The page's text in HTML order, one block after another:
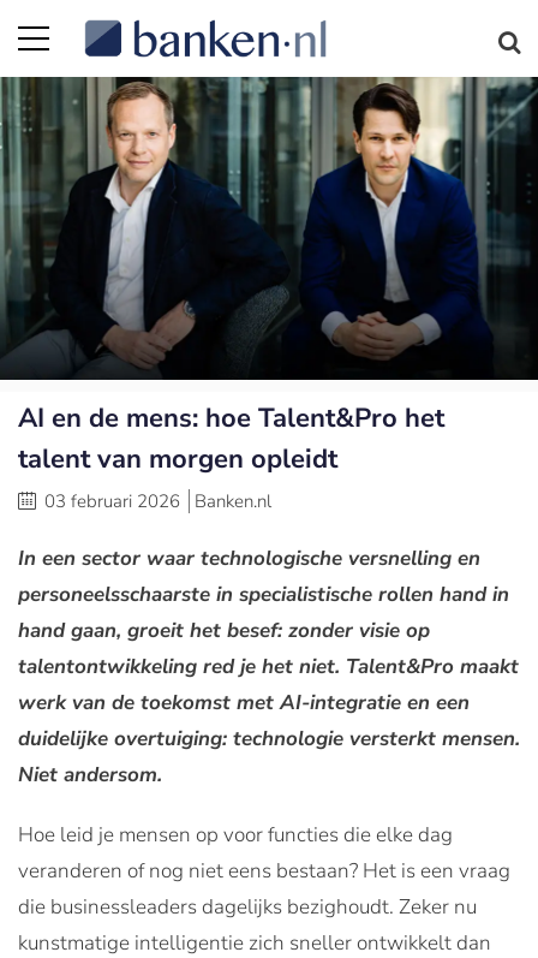
AI en de mens: hoe Talent&Pro het
talent van morgen opleidt
03 februari 2026 Banken.nl
In een sector waar technologische versnelling en
personeelsschaarste in specialistische rollen hand in
hand gaan, groeit het besef: zonder visie op
talentontwikkeling red je het niet. Talent&Pro maakt
werk van de toekomst met AI-integratie en een
duidelijke overtuiging: technologie versterkt mensen.
Niet andersom.
Hoe leid je mensen op voor functies die elke dag
veranderen of nog niet eens bestaan? Het is een vraag
die businessleaders dagelijks bezighoudt. Zeker nu
kunstmatige intelligentie zich sneller ontwikkelt dan